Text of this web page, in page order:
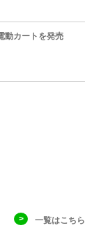
動カートを発売
一覧はこちら